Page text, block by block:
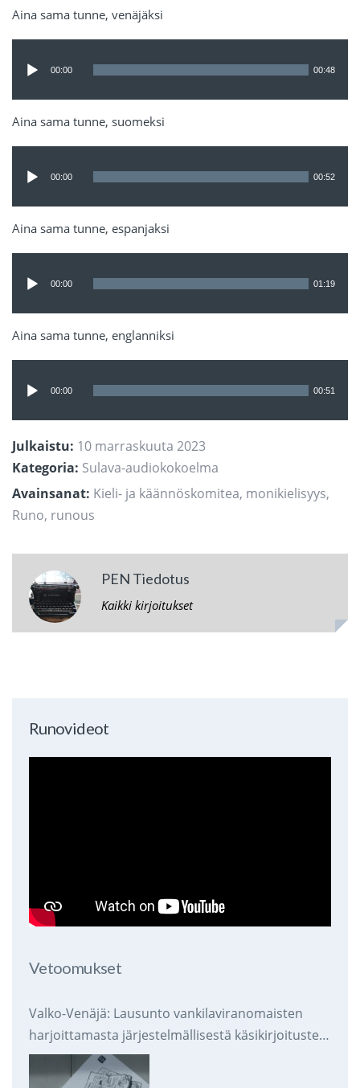
Aina sama tunne, venäjäksi
00:00 00:48
Aina sama tunne, suomeksi
00:00 00:52
Aina sama tunne, espanjaksi
00:00 01:19
Aina sama tunne, englanniksi
00:00 00:51
Julkaistu: 10 marraskuuta 2023
Kategoria: Sulava-audiokokoelma
Avainsanat: Kieli- ja käännöskomitea, monikielisyys,
Runo, runous
PEN Tiedotus
Kaikki kirjoitukset
Runovideot
Vetoomukset
Valko-Venäjä: Lausunto vankilaviranomaisten
harjoittamasta järjestelmällisestä käsikirjoitusten
takavarikoinnista ja tuhoamisesta